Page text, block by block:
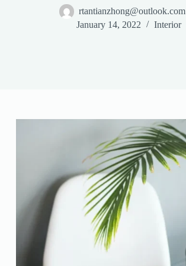
rtantianzhong@outlook.com
January 14, 2022
Interior